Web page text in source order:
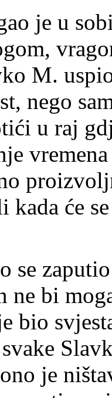
je u
M.
nego
u raj
kada će
se
ne bi
bio
je